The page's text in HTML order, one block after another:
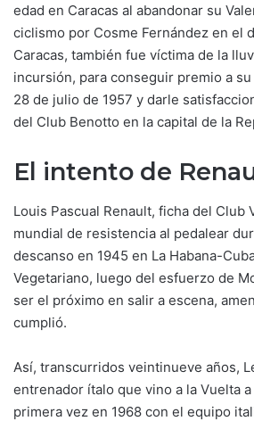
edad en Caracas al abandonar su
ciclismo por Cosme Fernández en el
Caracas, también fue víctima de la
incursión, para conseguir premio a
28 de julio de 1957 y darle
del Club Benotto en la capital de la
El intento de
Louis Pascual Renault, ficha del Club
mundial de resistencia al pedalear
descanso en 1945 en La Habana-
Vegetariano, luego del esfuerzo de
ser el próximo en salir a escena,
cumplió.
Así, transcurridos veintinueve años,
entrenador ítalo que vino a la Vuelta
primera vez en 1968 con el equipo